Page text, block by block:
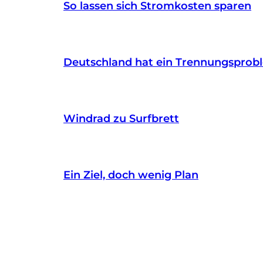
So lassen sich Stromkosten sparen
Deutschland hat ein
Windrad zu Surfbrett
Ein Ziel, doch wenig Plan